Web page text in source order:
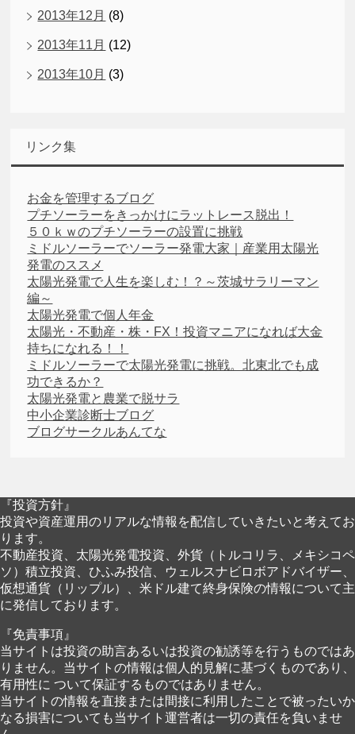
2013年12月 (8)
2013年11月 (12)
2013年10月 (3)
リンク集
お金を管理するブログ
プチソーラーをきっかけにラットレース脱出！
５０ｋｗのプチソーラーの設置に挑戦
ミドルソーラーでソーラー発電大家｜産業用太陽光
発電のススメ
太陽光発電で人生を楽しむ！？～茨城サラリーマン
編～
太陽光発電で個人年金
太陽光・不動産・株・FX！投資マニアになれば大金
持ちになれる！！
ミドルソーラーで太陽光発電に挑戦。北東北でも成
功できるか？
太陽光発電と農業で脱サラ
中小企業診断士ブログ
ブログサークルあんてな
『投資方針』
投資や資産運用のリアルな情報を配信していきたいと考えてお
ります。
不動産投資、太陽光発電投資、外貨（トルコリラ、メキシコペ
ソ）積立投資、ひふみ投信、ウェルスナビロボアドバイザー、
仮想通貨（リップル）、米ドル建て終身保険の情報について主
に発信しております。
『免責事項』
当サイトは投資の助言あるいは投資の勧誘等を行うものではあ
りません。当サイトの情報は個人的見解に基づくものであり、
有用性に ついて保証するものではありません。
当サイトの情報を直接または間接に利用したことで被ったいか
なる損害についても当サイト運営者は一切の責任を負いませ